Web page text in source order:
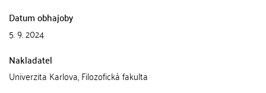
Datum obhajoby
5. 9. 2024
Nakladatel
Univerzita Karlova, Filozofická fakulta